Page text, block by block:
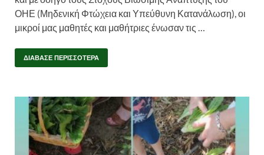
ΟΗΕ (Μηδενική Φτώχεια και Υπεύθυνη Κατανάλωση), οι
μικροί μας μαθητές και μαθήτριες ένωσαν τις …
ΔΙΆΒΑΣΕ ΠΕΡΙΣΣΌΤΕΡΑ